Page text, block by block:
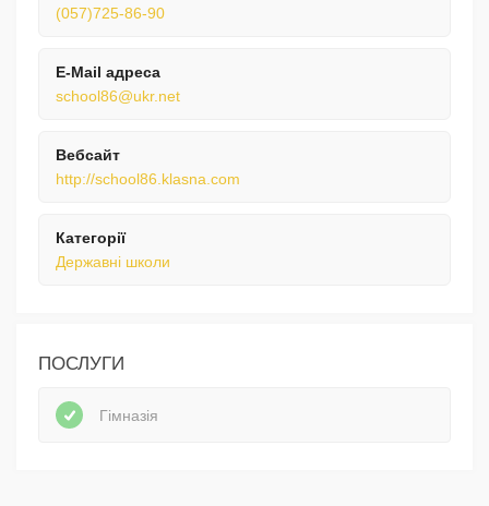
(057)725-86-90
E-Mail адреса
school86@ukr.net
Вебсайт
http://school86.klasna.com
Категорії
Державні школи
ПОСЛУГИ
Гімназія